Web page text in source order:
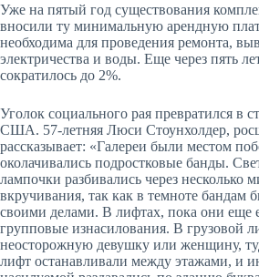
Уже на пятый год существования
вносили ту минимальную арендную
необходима для проведения ремонта,
элект­ричества и воды. Еще через пять
сократилось до 2%.
Уголок социального рая превратился в
США. 57-летняя Люси Стоунхолдер,
рассказывает: «Галереи были местом
околачивались подростковые банды.
лампочки разбивались через несколько
вкручивания, так как в темноте бандам
своими делами. В лифтах, пока они еще
групповые изнасилования. В грузовой
неосторожную девушку или женщину,
лифт останавливали между этажами, и